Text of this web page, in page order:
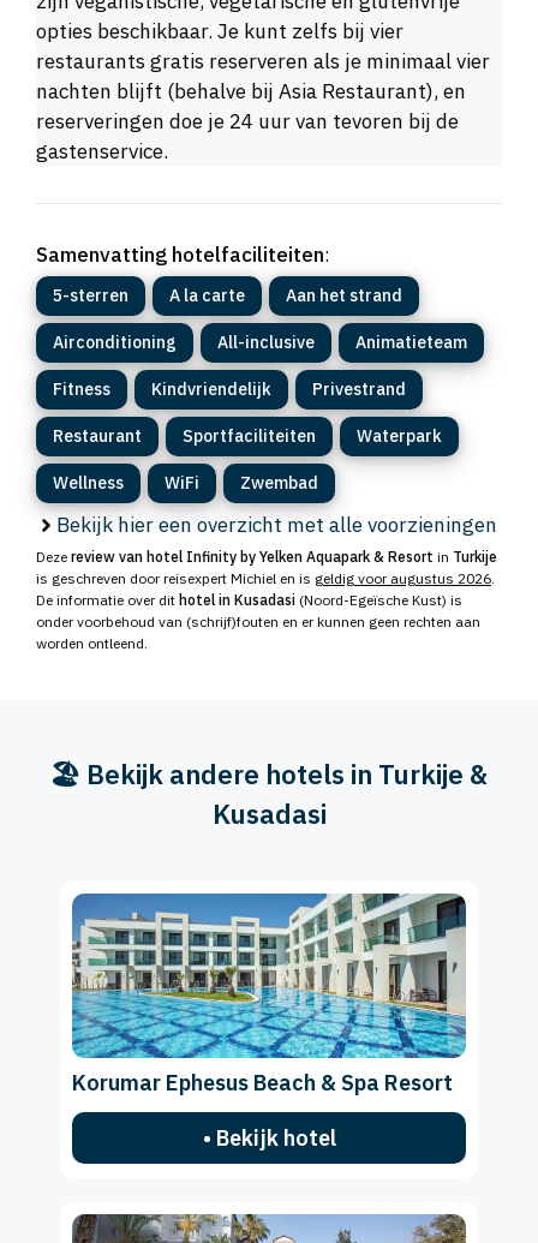
opties beschikbaar. Je kunt zelfs bij vier
restaurants gratis reserveren als je minimaal vier
nachten blijft (behalve bij Asia Restaurant), en
reserveringen doe je 24 uur van tevoren bij de
gastenservice.
Samenvatting hotelfaciliteiten:
5-sterren A la carte Aan het strand
Airconditioning All-inclusive Animatieteam
Fitness Kindvriendelijk Privestrand
Restaurant Sportfaciliteiten Waterpark
Wellness WiFi Zwembad
Bekijk hier een overzicht met alle voorzieningen
Deze review van hotel Infinity by Yelken Aquapark & Resort in Turkije
is geschreven door reisexpert Michiel en is geldig voor augustus 2026.
De informatie over dit hotel in Kusadasi (Noord-Egeïsche Kust) is
onder voorbehoud van (schrijf)fouten en er kunnen geen rechten aan
worden ontleend.
🏖️ Bekijk andere hotels in Turkije &
Kusadasi
Korumar Ephesus Beach & Spa Resort
• Bekijk hotel